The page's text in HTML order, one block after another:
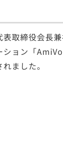
取締役会長
ション「
ました。